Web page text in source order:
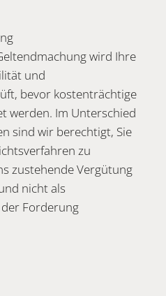
wird Ihre
und
bevor kostenträchtige
werden. Im Unterschied
sind wir berechtigt, Sie
zu
zustehende Vergütung
nicht als
Forderung